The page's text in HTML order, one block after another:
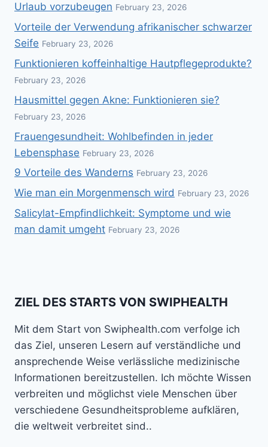
Urlaub vorzubeugen February 23, 2026
Vorteile der Verwendung afrikanischer schwarzer
Seife February 23, 2026
Funktionieren koffeinhaltige Hautpflegeprodukte?
February 23, 2026
Hausmittel gegen Akne: Funktionieren sie?
February 23, 2026
Frauengesundheit: Wohlbefinden in jeder
Lebensphase February 23, 2026
9 Vorteile des Wanderns February 23, 2026
Wie man ein Morgenmensch wird February 23, 2026
Salicylat-Empfindlichkeit: Symptome und wie
man damit umgeht February 23, 2026
ZIEL DES STARTS VON SWIPHEALTH
Mit dem Start von Swiphealth.com verfolge ich
das Ziel, unseren Lesern auf verständliche und
ansprechende Weise verlässliche medizinische
Informationen bereitzustellen. Ich möchte Wissen
verbreiten und möglichst viele Menschen über
verschiedene Gesundheitsprobleme aufklären,
die weltweit verbreitet sind..